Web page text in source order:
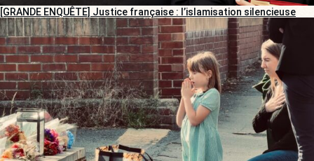
[GRANDE ENQUÊTE] Justice française : l’islamisation silencieuse